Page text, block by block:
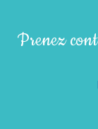
Prenez